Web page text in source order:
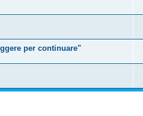
per continuare"